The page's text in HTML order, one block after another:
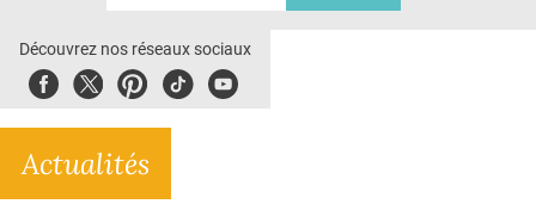
E-REVUE SAD
THÉMA
Découvrez nos réseaux sociaux
FacebookTwitterPinterest
TiktokYoubute
Actualités